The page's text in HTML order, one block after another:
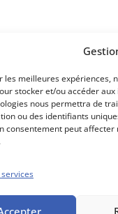
les meilleures expériences,
stocker et/ou accéder
nous permettra de
ou des identifiants
consentement peut
Propos Utiles est une